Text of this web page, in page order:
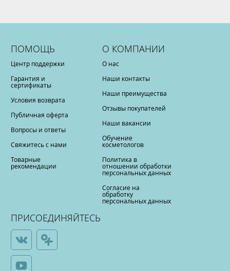
ПОМОЩЬ
Центр поддержки
Гарантия и
сертификаты
Условия возврата
Публичная оферта
Вопросы и ответы
Свяжитесь с нами
Товарные
рекомендации
О КОМПАНИИ
О нас
Наши контакты
Наши преимущества
Отзывы покупателей
Наши вакансии
Обучение
косметологов
Политика в
отношении обработки
персональных данных
Согласие на
обработку
персональных данных
ПРИСОЕДИНЯЙТЕСЬ